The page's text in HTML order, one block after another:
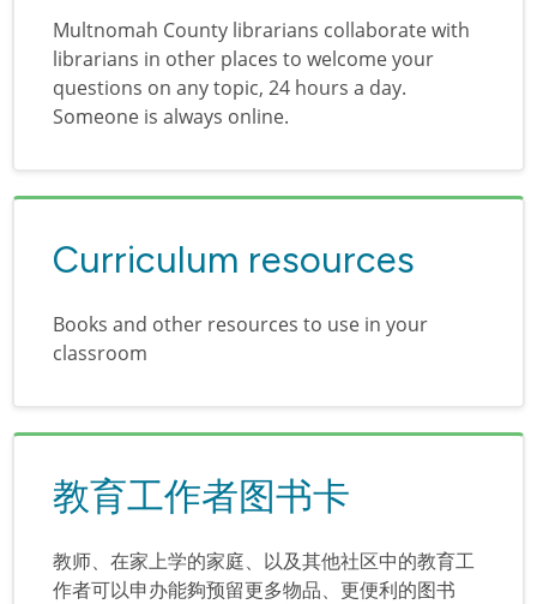
Multnomah County librarians collaborate with
librarians in other places to welcome your
questions on any topic, 24 hours a day.
Someone is always online.
Curriculum resources
Books and other resources to use in your
classroom
教育工作者图书卡
教师、在家上学的家庭、以及其他社区中的教育工
作者可以申办能夠预留更多物品、更便利的图书